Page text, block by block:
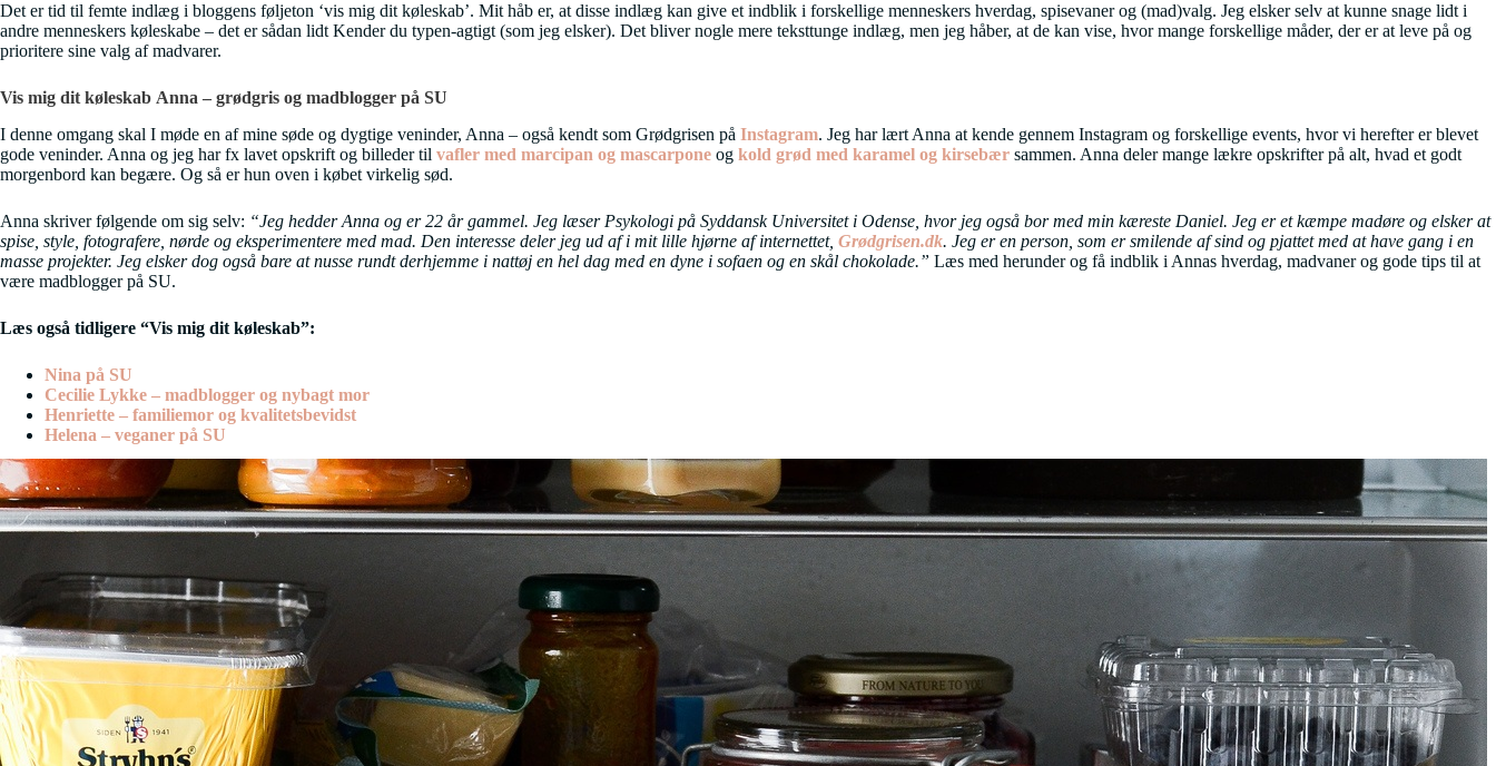
Det er tid til femte indlæg i bloggens føljeton ‘vis mig dit køleskab’. Mit håb er, at disse indlæg kan give et indblik i forskellige menneskers hverdag, spisevaner og (mad)valg. Jeg elsker selv at kunne snage lidt i
andre menneskers køleskabe – det er sådan lidt Kender du typen-agtigt (som jeg elsker). Det bliver nogle mere teksttunge indlæg, men jeg håber, at de kan vise, hvor mange forskellige måder, der er at leve på og
prioritere sine valg af madvarer.
Vis mig dit køleskab Anna – grødgris og madblogger på SU
I denne omgang skal I møde en af mine søde og dygtige veninder, Anna – også kendt som Grødgrisen på Instagram. Jeg har lært Anna at kende gennem Instagram og forskellige events, hvor vi herefter er blevet
gode veninder. Anna og jeg har fx lavet opskrift og billeder til vafler med marcipan og mascarpone og kold grød med karamel og kirsebær sammen. Anna deler mange lækre opskrifter på alt, hvad et godt
morgenbord kan begære. Og så er hun oven i købet virkelig sød.
Anna skriver følgende om sig selv: “Jeg hedder Anna og er 22 år gammel. Jeg læser Psykologi på Syddansk Universitet i Odense, hvor jeg også bor med min kæreste Daniel. Jeg er et kæmpe madøre og elsker at
spise, style, fotografere, nørde og eksperimentere med mad. Den interesse deler jeg ud af i mit lille hjørne af internettet, Grødgrisen.dk. Jeg er en person, som er smilende af sind og pjattet med at have gang i en
masse projekter. Jeg elsker dog også bare at nusse rundt derhjemme i nattøj en hel dag med en dyne i sofaen og en skål chokolade.” Læs med herunder og få indblik i Annas hverdag, madvaner og gode tips til at
være madblogger på SU.
Læs også tidligere “Vis mig dit køleskab”:
Nina på SU
Cecilie Lykke – madblogger og nybagt mor
Henriette – familiemor og kvalitetsbevidst
Helena – veganer på SU